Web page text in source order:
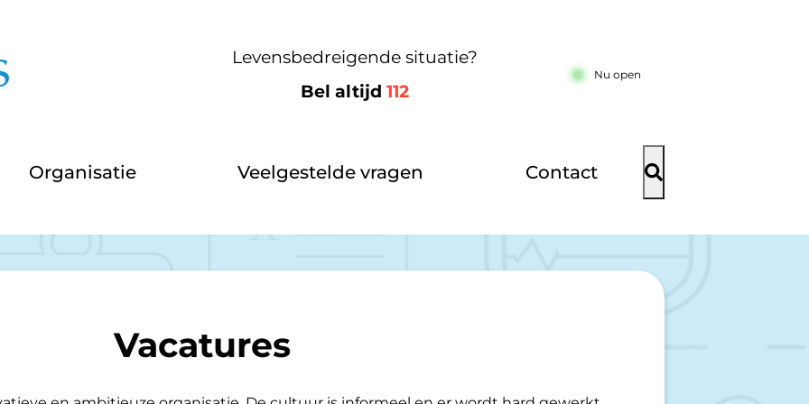
Levensbedreigende situatie?
Bel altijd112
Nu open
Organisatie Veelgestelde vragen Contact
Vacatures